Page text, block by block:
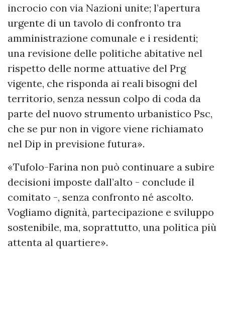
incrocio con via Nazioni unite; l’apertura
urgente di un tavolo di confronto tra
amministrazione comunale e i residenti;
una revisione delle politiche abitative nel
rispetto delle norme attuative del Prg
vigente, che risponda ai reali bisogni del
territorio, senza nessun colpo di coda da
parte del nuovo strumento urbanistico Psc,
che se pur non in vigore viene richiamato
nel Dip in previsione futura».
«Tufolo-Farina non può continuare a subire
decisioni imposte dall’alto - conclude il
comitato -, senza confronto né ascolto.
Vogliamo dignità, partecipazione e sviluppo
sostenibile, ma, soprattutto, una politica più
attenta al quartiere».